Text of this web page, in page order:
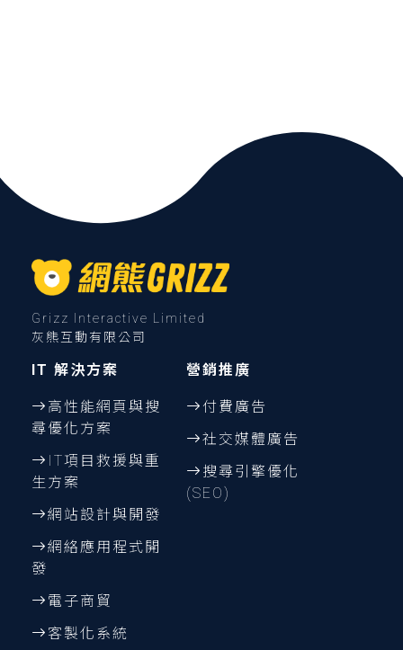
Grizz Interactive Limited
灰熊互動有限公司
IT 解決方案
高性能網頁與搜
尋優化方案
IT項目救援與重
生方案
網站設計與開發
網絡應用程式開
發
電子商貿
客製化系統
營銷推廣
付費廣告
社交媒體廣告
搜尋引擎優化
(SEO)